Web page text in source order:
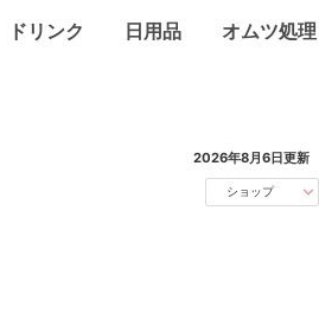
ドリンク 日用品 オムツ処理
2026年8月6日更新
ショップ